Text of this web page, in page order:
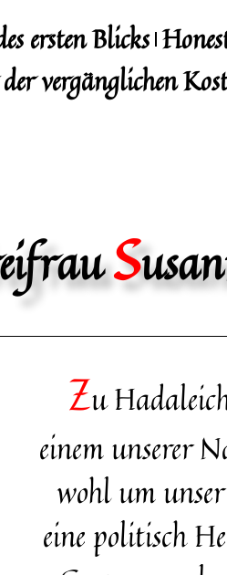
ersten Blicks
vergänglichen
S
Zu
einem unserer
wohl um
eine politisch